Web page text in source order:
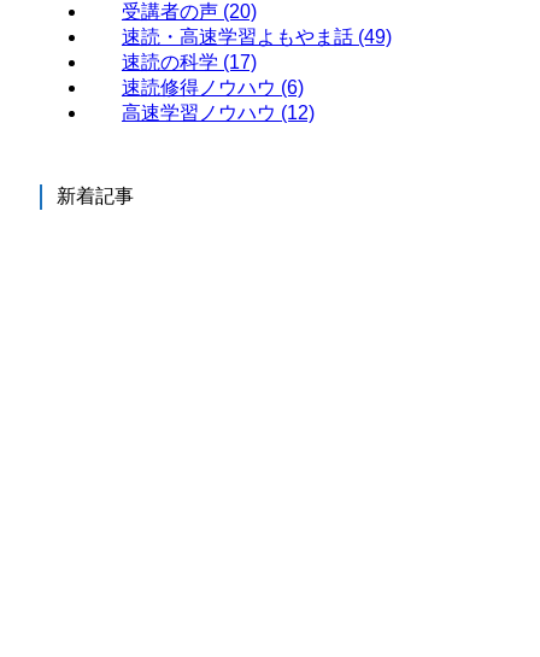
受講者の声 (20)
速読・高速学習よもやま話 (49)
速読の科学 (17)
速読修得ノウハウ (6)
高速学習ノウハウ (12)
新着記事